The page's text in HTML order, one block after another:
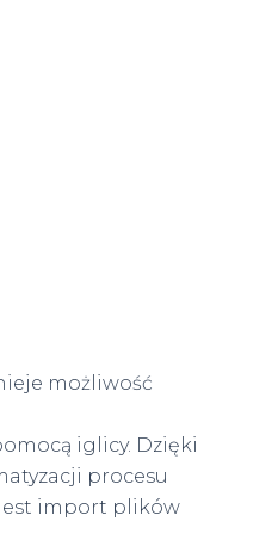
możliwość
iglicy. Dzięki
procesu
jest import plików